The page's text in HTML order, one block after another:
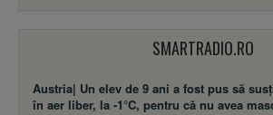
SMARTRADIO.RO
Austria| Un elev de 9 ani a fost pus să
în aer liber, la -1°C, pentru că nu avea